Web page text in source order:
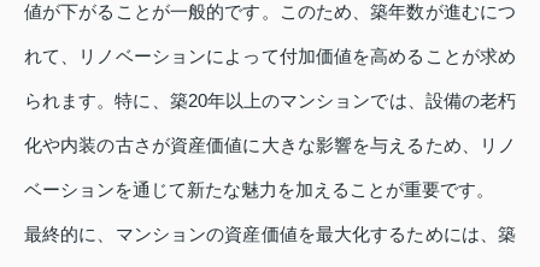
値が下がることが一般的です。このため、築年数が進むにつ
れて、リノベーションによって付加価値を高めることが求め
られます。特に、築20年以上のマンションでは、設備の老朽
化や内装の古さが資産価値に大きな影響を与えるため、リノ
ベーションを通じて新たな魅力を加えることが重要です。
最終的に、マンションの資産価値を最大化するためには、築